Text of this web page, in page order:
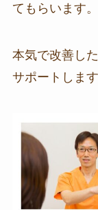
てもらいます。
本気で改善し
サポートします